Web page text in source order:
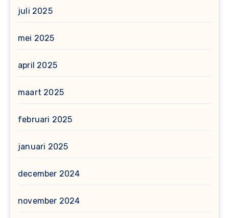
juli 2025
mei 2025
april 2025
maart 2025
februari 2025
januari 2025
december 2024
november 2024